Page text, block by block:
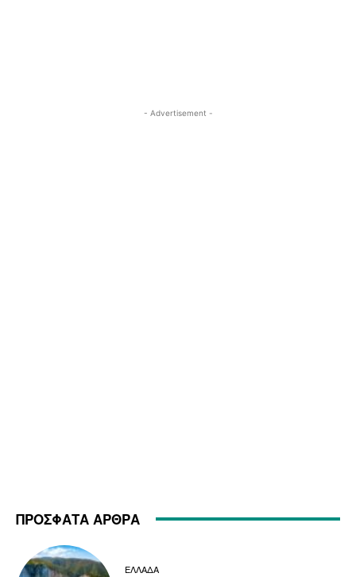
- Advertisement -
ΠΡΟΣΦΑΤΑ ΑΡΘΡΑ
ΕΛΛΑΔΑ